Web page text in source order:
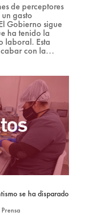
de perceptores
gasto
Gobierno sigue
ha tenido la
laboral. Esta
con la...
se ha disparado
Prensa